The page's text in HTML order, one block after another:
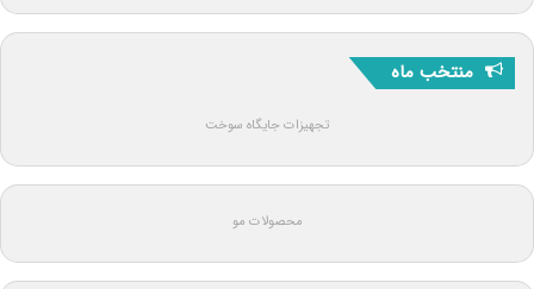
منتخب ماه
تجهیزات جایگاه سوخت
محصولات مو